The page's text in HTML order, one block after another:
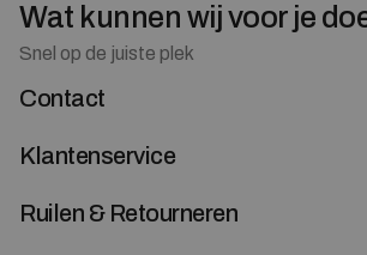
Wat kunnen wij voor je
Snel op de juiste plek
Contact
Klantenservice
Ruilen & Retourneren